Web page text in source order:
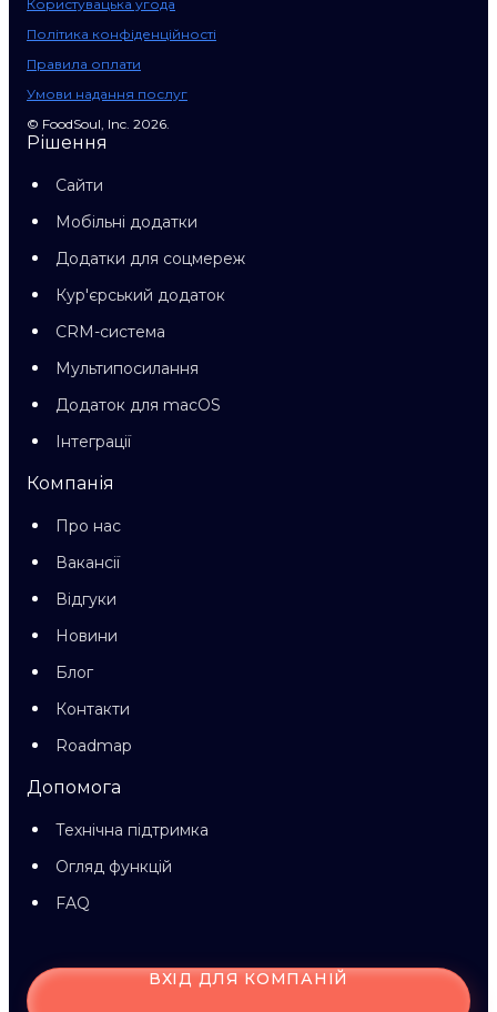
Користувацька угода
Політика конфіденційності
Правила оплати
Умови надання послуг
© FoodSoul, Inc. 2026.
Рішення
Сайти
Мобільні додатки
Додатки для соцмереж
Кур'єрський додаток
CRM-система
Мультипосилання
Додаток для macOS
Інтеграції
Компанія
Про нас
Вакансії
Відгуки
Новини
Блог
Контакти
Roadmap
Допомога
Технічна підтримка
Огляд функцій
FAQ
ВХІД ДЛЯ КОМПАНІЙ